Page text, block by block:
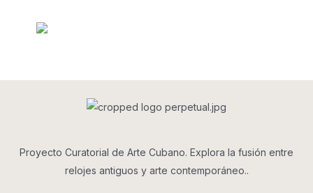
Proyecto Curatorial de Arte Cubano. Explora la fusión entre
relojes antiguos y arte contemporáneo..